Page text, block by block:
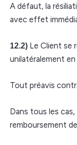
A défaut, la
avec effet
12.2) Le Client se
unilatéralement
Tout préavis
Dans tous les
remboursement